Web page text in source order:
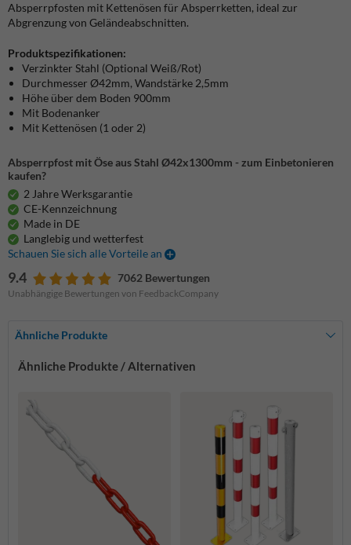
Absperrpfosten mit Kettenösen für Absperrketten, ideal zur
Abgrenzung von Geländeabschnitten.
Produktspezifikationen:
Verzinkter Stahl (Optional Weiß/Rot)
Durchmesser Ø42mm, Wandstärke 2,5mm
Höhe über dem Boden 900mm
Mit Bodenanker
Mit Kettenösen (1 oder 2)
Absperrpfost mit Öse aus Stahl Ø42x1300mm - zum Einbetonieren
kaufen?
2 Jahre Werksgarantie
CE-Kennzeichnung
Made in DE
Langlebig und wetterfest
Schauen Sie sich alle Vorteile an
9.4 7062 Bewertungen
Unabhängige Bewertungen von FeedbackCompany
Ähnliche Produkte
Ähnliche Produkte / Alternativen